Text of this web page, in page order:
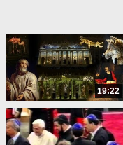
19:22